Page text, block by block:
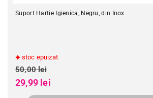
Suport Hartie Igienica, Negru, din Inox
stoc epuizat
Preț obișnuit
50,00 lei
Preț redus
29,99 lei